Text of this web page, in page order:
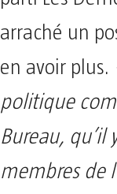
arraché un
en avoir plus.
politique
Bureau, qu’il
membres de